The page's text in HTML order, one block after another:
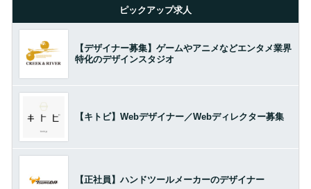
ピックアップ求人
【デザイナー募集】ゲームやアニメなどエンタメ業界
特化のデザインスタジオ
【キトビ】Webデザイナー／Webディレクター募集
【正社員】ハンドツールメーカーのデザイナー